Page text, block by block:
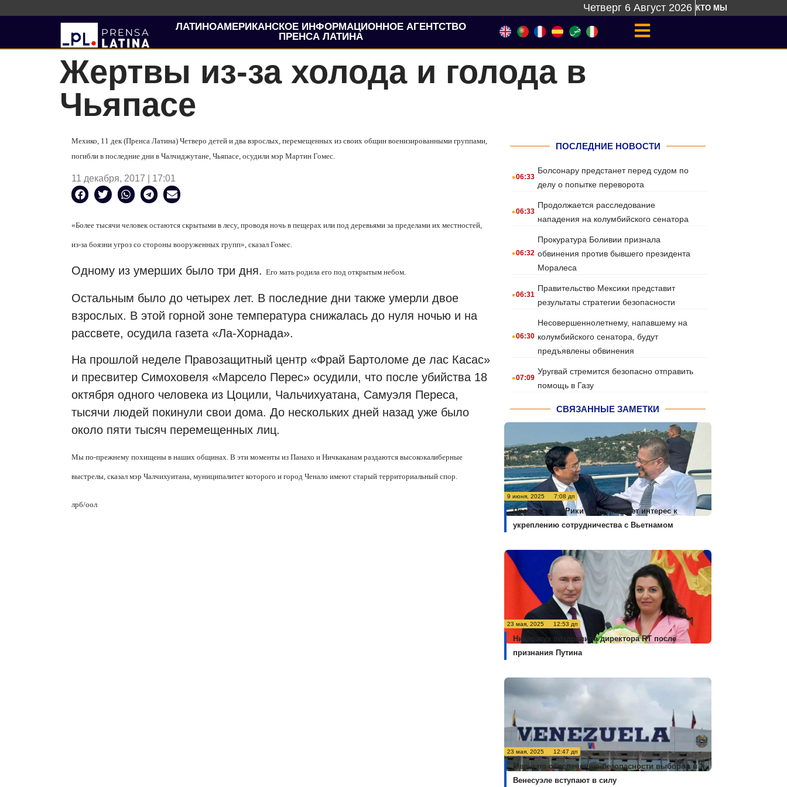
Четверг 6 Август 2026 КТО МЫ
ЛАТИНОАМЕРИКАНСКОЕ ИНФОРМАЦИОННОЕ АГЕНТСТВО
ПРЕНСА ЛАТИНА
Жертвы из-за холода и голода в
Чьяпасе
Мехико, 11 дек (Пренса Латина) Четверо детей и два взрослых, перемещенных из своих общин военизированными группами,
погибли в последние дни в Чалчиджутане, Чьяпасе, осудили мэр Мартин Гомес.
11 декабря, 2017 | 17:01
«Более тысячи человек остаются скрытыми в лесу, проводя ночь в пещерах или под деревьями за пределами их местностей,
из-за боязни угроз со стороны вооруженных групп», сказал Гомес.
Одному из умерших было три дня. Его мать родила его под открытым небом.
Остальным было до четырех лет. В последние дни также умерли двое
взрослых. В этой горной зоне температура снижалась до нуля ночью и на
рассвете, осудила газета «Ла-Хорнада».
На прошлой неделе Правозащитный центр «Фрай Бартоломе де лас Касас»
и пресвитер Симоховеля «Марсело Перес» осудили, что после убийства 18
октября одного человека из Цоцили, Чальчихуатана, Самуэля Переса,
тысячи людей покинули свои дома. До нескольких дней назад уже было
около пяти тысяч перемещенных лиц.
Мы по-прежнему похищены в наших общинах. В эти моменты из Панахо и Ничкаканам раздаются высококалиберные
выстрелы, сказал мэр Чалчихуитана, муниципалитет которого и город Ченало имеют старый территориальный спор.
лрб/оол
ПОСЛЕДНИЕ НОВОСТИ
.06:33
Болсонару предстанет перед судом по
делу о попытке переворота
.06:33
Продолжается расследование
нападения на колумбийского сенатора
.06:32
Прокуратура Боливии признала
обвинения против бывшего президента
Моралеса
.06:31
Правительство Мексики представит
результаты стратегии безопасности
.06:30
Несовершеннолетнему, напавшему на
колумбийского сенатора, будут
предъявлены обвинения
.07:09
Уругвай стремится безопасно отправить
помощь в Газу
СВЯЗАННЫЕ ЗАМЕТКИ
9 июня, 2025 7:08 дп
Пресса Коста-Рики подчеркивает интерес к
укреплению сотрудничества с Вьетнамом
23 мая, 2025 12:53 дп
Никарагуа поздравила директора RT после
признания Путина
23 мая, 2025 12:47 дп
Меры по обеспечению безопасности выборов в
Венесуэле вступают в силу